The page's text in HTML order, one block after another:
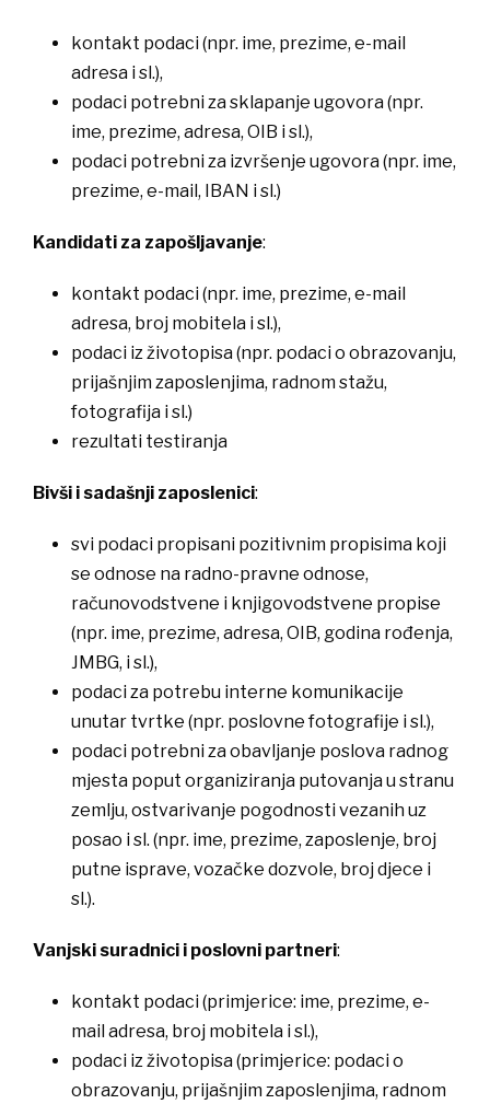
​kontakt podaci (npr. ime, prezime, e-mail
adresa i sl.),
​podaci potrebni za sklapanje ugovora (npr.
ime, prezime, adresa, OIB i sl.),
​podaci potrebni za izvršenje ugovora (npr. ime,
prezime, e-mail, IBAN i sl.)
Kandidati za zapošljavanje:
​kontakt podaci (npr. ime, prezime, e-mail
adresa, broj mobitela i sl.),
​podaci iz životopisa (npr. podaci o obrazovanju,
prijašnjim zaposlenjima, radnom stažu,
fotografija i sl.)
​rezultati testiranja
​​​Bivši i sadašnji zaposlenici:
​svi podaci propisani pozitivnim propisima koji
se odnose na radno-pravne odnose,
računovodstvene i knjigovodstvene propise
(npr. ime, prezime, adresa, OIB, godina rođenja,
JMBG, i sl.),
​podaci za potrebu interne komunikacije
unutar tvrtke (npr. poslovne fotografije i sl.),
​podaci potrebni za obavljanje poslova radnog
mjesta poput organiziranja putovanja u stranu
zemlju, ostvarivanje pogodnosti vezanih uz
posao i sl. (npr. ime, prezime, zaposlenje, broj
putne isprave, vozačke dozvole, broj djece i
sl.).
​​​Vanjski suradnici i poslovni partneri:
​kontakt podaci (primjerice: ime, prezime, e-
mail adresa, broj mobitela i sl.),
​podaci iz životopisa (primjerice: podaci o
obrazovanju, prijašnjim zaposlenjima, radnom